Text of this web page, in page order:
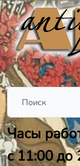
Часы
с 11:00 до